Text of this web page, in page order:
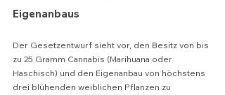
Eigenanbaus
Der Gesetzentwurf sieht vor, den Besitz von bis
zu 25 Gramm Cannabis (Marihuana oder
Haschisch) und den Eigenanbau von höchstens
drei blühenden weiblichen Pflanzen zu